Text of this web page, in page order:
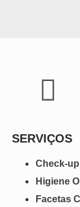
SERVIÇOS
Check-
Higiene
Facetas